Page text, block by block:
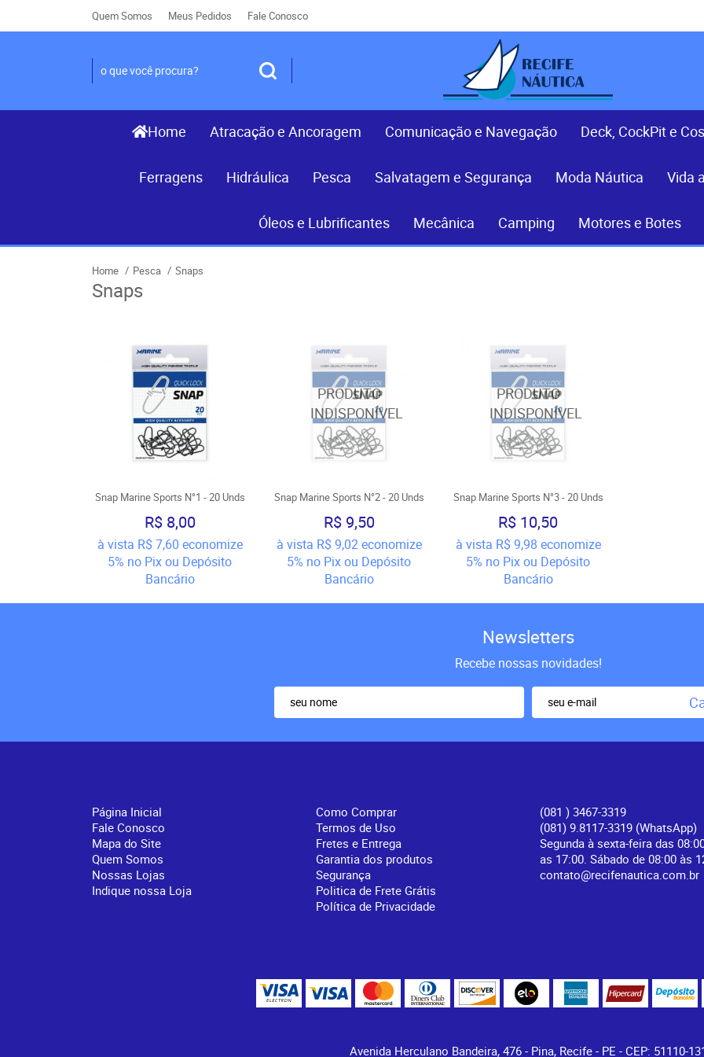
Quem Somos Meus Pedidos Fale Conosco
Home Atracação e Ancoragem Comunicação e Navegação Deck, CockPit e
Ferragens Hidráulica Pesca Salvatagem e Segurança Moda Náutica Vida
Óleos e Lubrificantes Mecânica Camping Motores e Botes
Home Pesca Snaps
Snaps
Snap Marine Sports N°1 - 20 Unds
R$ 8,00
à vista R$ 7,60 economize
5% no Pix ou Depósito
Bancário
Snap Marine Sports N°2 - 20 Unds
R$ 9,50
à vista R$ 9,02economize
5% no Pix ou Depósito
Bancário
Snap Marine Sports N°3 - 20 Unds
R$ 10,50
à vista R$ 9,98 economize
5% no Pix ou Depósito
Bancário
Newsletters
Recebe nossas novidades!
Página Inicial
Fale Conosco
Mapa do Site
Quem Somos
Nossas Lojas
Indique nossa Loja
Como Comprar
Termos de Uso
Fretes e Entrega
Garantia dos produtos
Segurança
Politica de Frete Grátis
Política de Privacidade
(081 ) 3467-3319
(081) 9.8117-3319 (WhatsApp)
Segunda à sexta-feira das
as 17:00. Sábado de 08:00 às
contato@recifenautica.com.br
Avenida Herculano Bandeira, 476- Pina, Recife- PE - CEP: 51110-